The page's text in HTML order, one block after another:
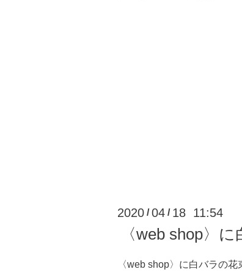
2020 /04 / 18 11:54
〈web shop〉
〈web shop〉に白バラの花